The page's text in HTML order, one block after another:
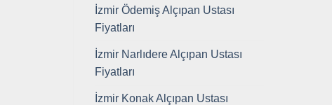
İzmir Ödemiş Alçıpan Ustası
Fiyatları
İzmir Narlıdere Alçıpan Ustası
Fiyatları
İzmir Konak Alçıpan Ustası